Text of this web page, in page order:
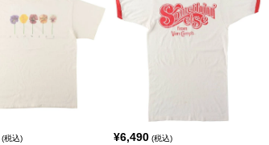
(税込) ¥6,490 (税込)